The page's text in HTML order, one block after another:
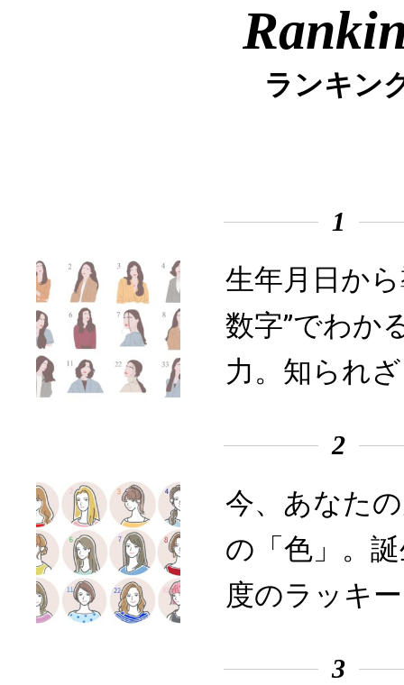
ランキン
1
生年月日か
数字”でわか
力。知られ
2
今、あなた
の「色」。
度のラッキ
3